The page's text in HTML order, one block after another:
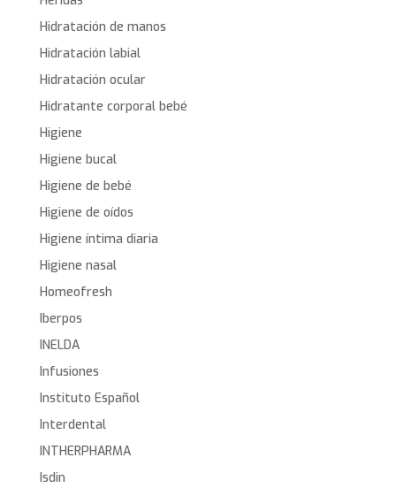
Hidratación de manos
Hidratación labial
Hidratación ocular
Hidratante corporal bebé
Higiene
Higiene bucal
Higiene de bebé
Higiene de oídos
Higiene íntima diaria
Higiene nasal
Homeofresh
Iberpos
INELDA
Infusiones
Instituto Español
Interdental
INTHERPHARMA
Isdin